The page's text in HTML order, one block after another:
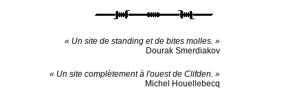
« Un site de standing et de bites molles. »
Dourak Smerdiakov
« Un site complètement à l'ouest de Clifden. »
Michel Houellebecq